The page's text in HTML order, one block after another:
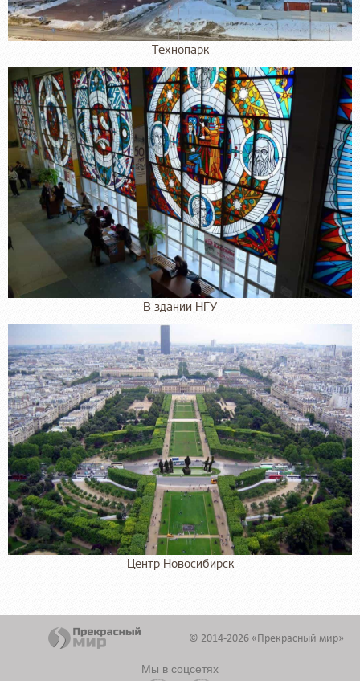
Технопарк
В здании НГУ
Центр Новосибирск
© 2014-2026 «Прекрасный мир»
Мы в соцсетях